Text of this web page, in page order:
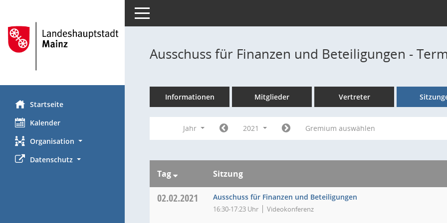
Startseite
Kalender
Organisation
Datenschutz
Toggle navigation
Ausschuss für Finanzen und Beteiligungen -
Informationen Mitglieder Vertreter
Jahr 2021 Gremium auswählen
Tag Sitzung
02.02.2021 Ausschuss für Finanzen und Beteiligungen
16:30-17:23 Uhr Videokonferenz